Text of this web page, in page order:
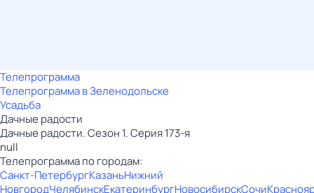
Телепрограмма
Телепрограмма в Зеленодольске
Усадьба
Дачные радости
Дачные радости. Сезон 1. Серия 173-я
null
Телепрограмма по городам:
Санкт-ПетербургКазаньНижний
НовгородЧелябинскЕкатеринбургНовосибирскСочи